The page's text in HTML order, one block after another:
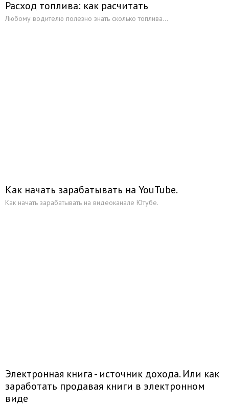
Расход топлива: как расчитать
Любому водителю полезно знать сколько топлива...
Как начать зарабатывать на YouTube.
Как начать зарабатывать на видеоканале Ютубе.
Электронная книга - источник дохода. Или как
заработать продавая книги в электронном
виде